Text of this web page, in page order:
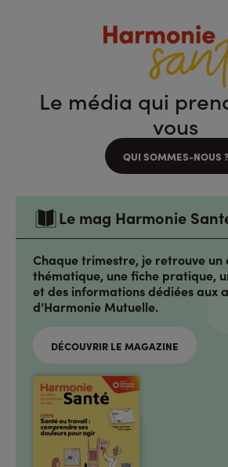
Le média qui
vous
QUI SOMMES-NOUS ?
Le mag Harmonie
Chaque trimestre, je retrouve un
thématique, une fiche pratique,
et des informations dédiées aux
d’Harmonie Mutuelle.
DÉCOUVRIR LE MAGAZINE